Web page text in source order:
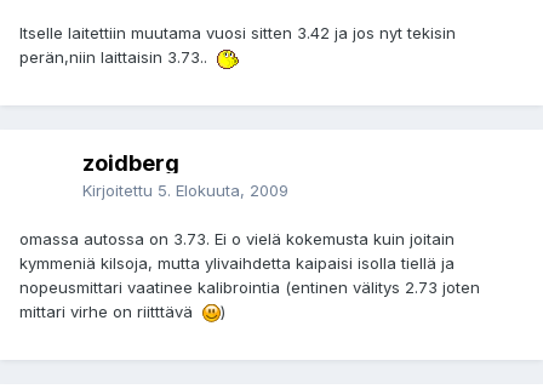
Itselle laitettiin muutama vuosi sitten 3.42 ja jos nyt tekisin
perän,niin laittaisin 3.73..
zoidberg
Kirjoitettu 5. Elokuuta, 2009
omassa autossa on 3.73. Ei o vielä kokemusta kuin joitain
kymmeniä kilsoja, mutta ylivaihdetta kaipaisi isolla tiellä ja
nopeusmittari vaatinee kalibrointia (entinen välitys 2.73 joten
mittari virhe on riitttävä
)